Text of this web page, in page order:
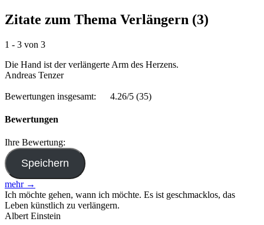
Zitate zum Thema Verlängern (3)
1 - 3 von 3
Die Hand ist der verlängerte Arm des Herzens.
Andreas Tenzer
Bewertungen insgesamt: 4.26/5 (35)
Bewertungen
Ihre Bewertung:
mehr →
Ich möchte gehen, wann ich möchte. Es ist geschmacklos, das
Leben künstlich zu verlängern.
Albert Einstein